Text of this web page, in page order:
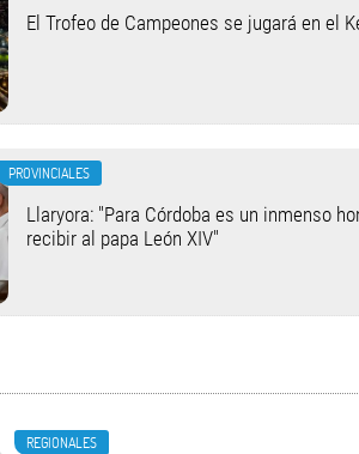
El Trofeo de Campeones se jugará en el
PROVINCIALES
Llaryora: "Para Córdoba es un inmenso
recibir al papa León XIV"
REGIONALES